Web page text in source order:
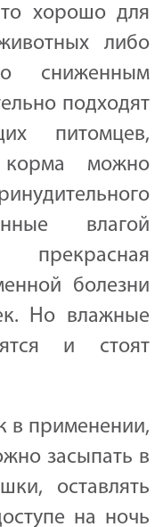
хорошо для
либо
сниженным
подходят
питомцев,
корма можно
влагой
болезни
Но влажные
и стоят
в применении,
засыпать в
оставлять
на ночь